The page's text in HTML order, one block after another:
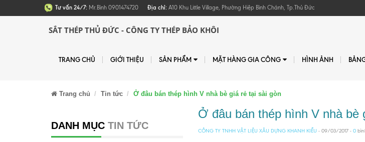
Tư vấn 24/7: Mr.Bình 0901474720 Địa chỉ: A10 Khu Little Village, Phường Hiệp Bình Chánh, Tp.Thủ Đức
SẮT THÉP THỦ ĐỨC - CÔNG TY THÉP BẢO KHÔI
TRANG CHỦ GIỚI THIỆU SẢN PHẨM MẶT HÀNG GIA CÔNG HÌNH ẢNH
Trang chủ Tin tức Ở đâu bán thép hình V nhà bè giá rẻ tại sài gòn
DANH MỤC TIN TỨC
Ở đâu bán thép hình V nhà bè
CÔNG TY TNHH VẬT LIỆU XÂU DỰNG KHANH KIỀU - 09/03/2017 - 0